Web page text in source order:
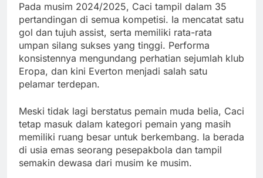
Pada musim 2024/2025, Caci tampil dalam 35
pertandingan di semua kompetisi. Ia mencatat satu
gol dan tujuh assist, serta memiliki rata-rata
umpan silang sukses yang tinggi. Performa
konsistennya mengundang perhatian sejumlah klub
Eropa, dan kini Everton menjadi salah satu
pelamar terdepan.
Meski tidak lagi berstatus pemain muda belia, Caci
tetap masuk dalam kategori pemain yang masih
memiliki ruang besar untuk berkembang. Ia berada
di usia emas seorang pesepakbola dan tampil
semakin dewasa dari musim ke musim.